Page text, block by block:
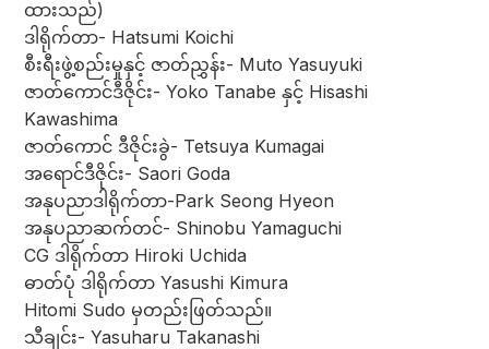
ထားသည်)
ဒါရိုက်တာ- Hatsumi Koichi
စီးရီးဖွဲ့စည်းမှုနှင့် ဇာတ်ညွှန်း- Muto Yasuyuki
ဇာတ်ကောင်ဒီဇိုင်း- Yoko Tanabe နှင့် Hisashi
Kawashima
ဇာတ်ကောင် ဒီဇိုင်းခွဲ- Tetsuya Kumagai
အရောင်ဒီဇိုင်း- Saori Goda
အနုပညာဒါရိုက်တာ-Park Seong Hyeon
အနုပညာဆက်တင်- Shinobu Yamaguchi
CG ဒါရိုက်တာ Hiroki Uchida
ဓာတ်ပုံ ဒါရိုက်တာ Yasushi Kimura
Hitomi Sudo မှတည်းဖြတ်သည်။
သီချင်း- Yasuharu Takanashi